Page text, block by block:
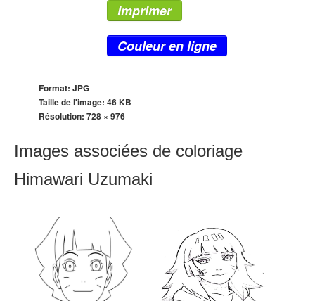
Imprimer
Couleur en ligne
Format: JPG
Taille de l'image: 46 KB
Résolution: 728 × 976
Images associées de coloriage
Himawari Uzumaki